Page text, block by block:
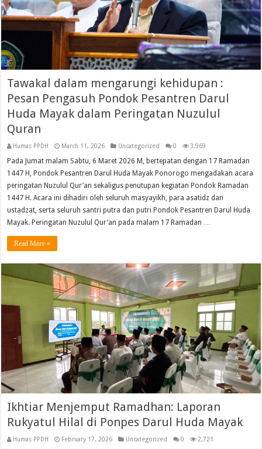
Tawakal dalam mengarungi kehidupan :
Pesan Pengasuh Pondok Pesantren Darul
Huda Mayak dalam Peringatan Nuzulul
Quran
Humas PPDH March 11, 2026 Uncategorized 0 3,969
Pada Jumat malam Sabtu, 6 Maret 2026 M, bertepatan dengan 17 Ramadan
1447 H, Pondok Pesantren Darul Huda Mayak Ponorogo mengadakan acara
peringatan Nuzulul Qur’an sekaligus penutupan kegiatan Pondok Ramadan
1447 H. Acara ini dihadiri oleh seluruh masyayikh, para asatidz dan
ustadzat, serta seluruh santri putra dan putri Pondok Pesantren Darul Huda
Mayak. Peringatan Nuzulul Qur’an pada malam 17 Ramadan …
Read More »
Ikhtiar Menjemput Ramadhan: Laporan
Rukyatul Hilal di Ponpes Darul Huda Mayak
Humas PPDH February 17, 2026 Uncategorized 0 2,721